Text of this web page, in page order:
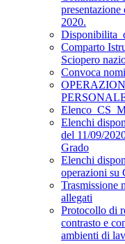
2020.
Comparto
Sciopero
Convoca
Elenchi
del 11/09/
Grado
Elenchi
operazioni su
Trasmissione
allegati
Protocollo di
contrasto e
ambienti di